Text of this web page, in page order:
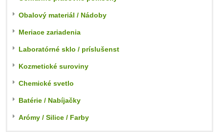
Obalový materiál / Nádoby
Meriace zariadenia
Laboratórné sklo / príslušenst
Kozmetické suroviny
Chemické svetlo
Batérie / Nabíjačky
Arómy / Silice / Farby